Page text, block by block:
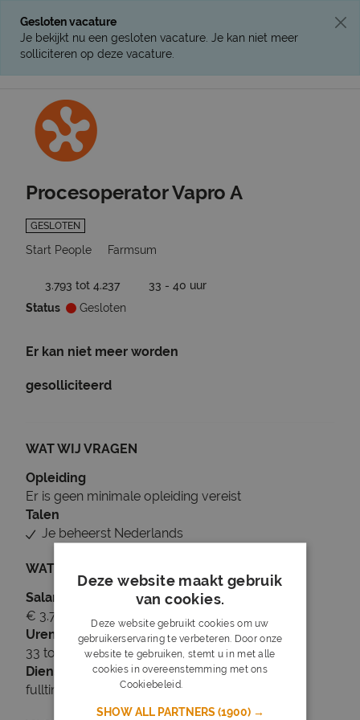
Gesloten vacature
Je bekijkt nu een gesloten vacature. Je kan niet meer
solliciteren op deze vacature.
Procesoperator Vapro A
GESLOTEN
Start People Farmsum
3.793 tot 4.237
33 - 40 uur
Status
Gesloten
Er kan niet meer worden
gesolliciteerd
WAT WIJ VRAGEN
Opleiding
Er is geen minimale opleiding vereist
Talen
Je beheerst Nederlands
WAT WIJ BIEDEN
Salaris
€ 3.793 tot € 4.237
Uren
33 tot 40 uur per week
Dienstverband
fulltime
Deze website maakt gebruik
van cookies.
Deze website gebruikt cookies om uw
gebruikerservaring te verbeteren. Door onze
website te gebruiken, stemt u in met alle
cookies in overeenstemming met ons
Cookiebeleid.
SHOW ALL PARTNERS(1900) →